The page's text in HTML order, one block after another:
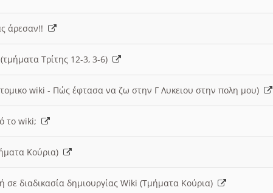
άρεσαν!!
Τρίτης 12-3, 3-6)
wiki - Πώς έφτασα να ζω στην Γ Λυκειου στην πολη μου)
το wiki;
Κούρια)
σε διαδικασία δημιουργίας Wiki (Τμήματα Κούρια)